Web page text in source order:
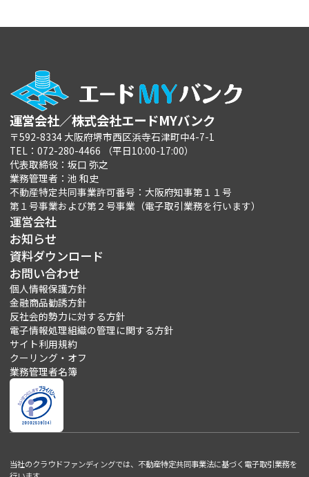
運営会社／株式会社エードMYバンク
〒592-8334 大阪府堺市西区浜寺石津町中4-7-1
TEL：072-280-4466 （平日10:00-17:00）
代表取締役：坂口 弥之
業務管理者：池 和史
不動産特定共同事業許可番号：大阪府知事第１１号
第１号事業および第２号事業（電子取引業務を行います）
運営会社
お知らせ
資料ダウンロード
お問い合わせ
個人情報保護方針
金融商品勧誘方針
反社会的勢力に対する方針
電子情報処理組織の管理に関する方針
サイト利用規約
クーリング・オフ
業務管理者名簿
当社のクラウドファンディングでは、不動産特定共同事業法に基づく電子取引業務を